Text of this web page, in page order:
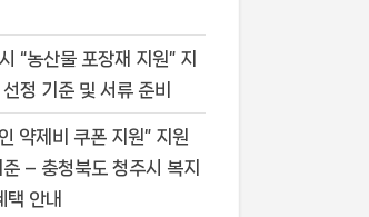
“농산물 포장재 지원” 지
정 기준 및 서류 준비
약제비 쿠폰 지원” 지원
– 충청북도 청주시 복지
택 안내